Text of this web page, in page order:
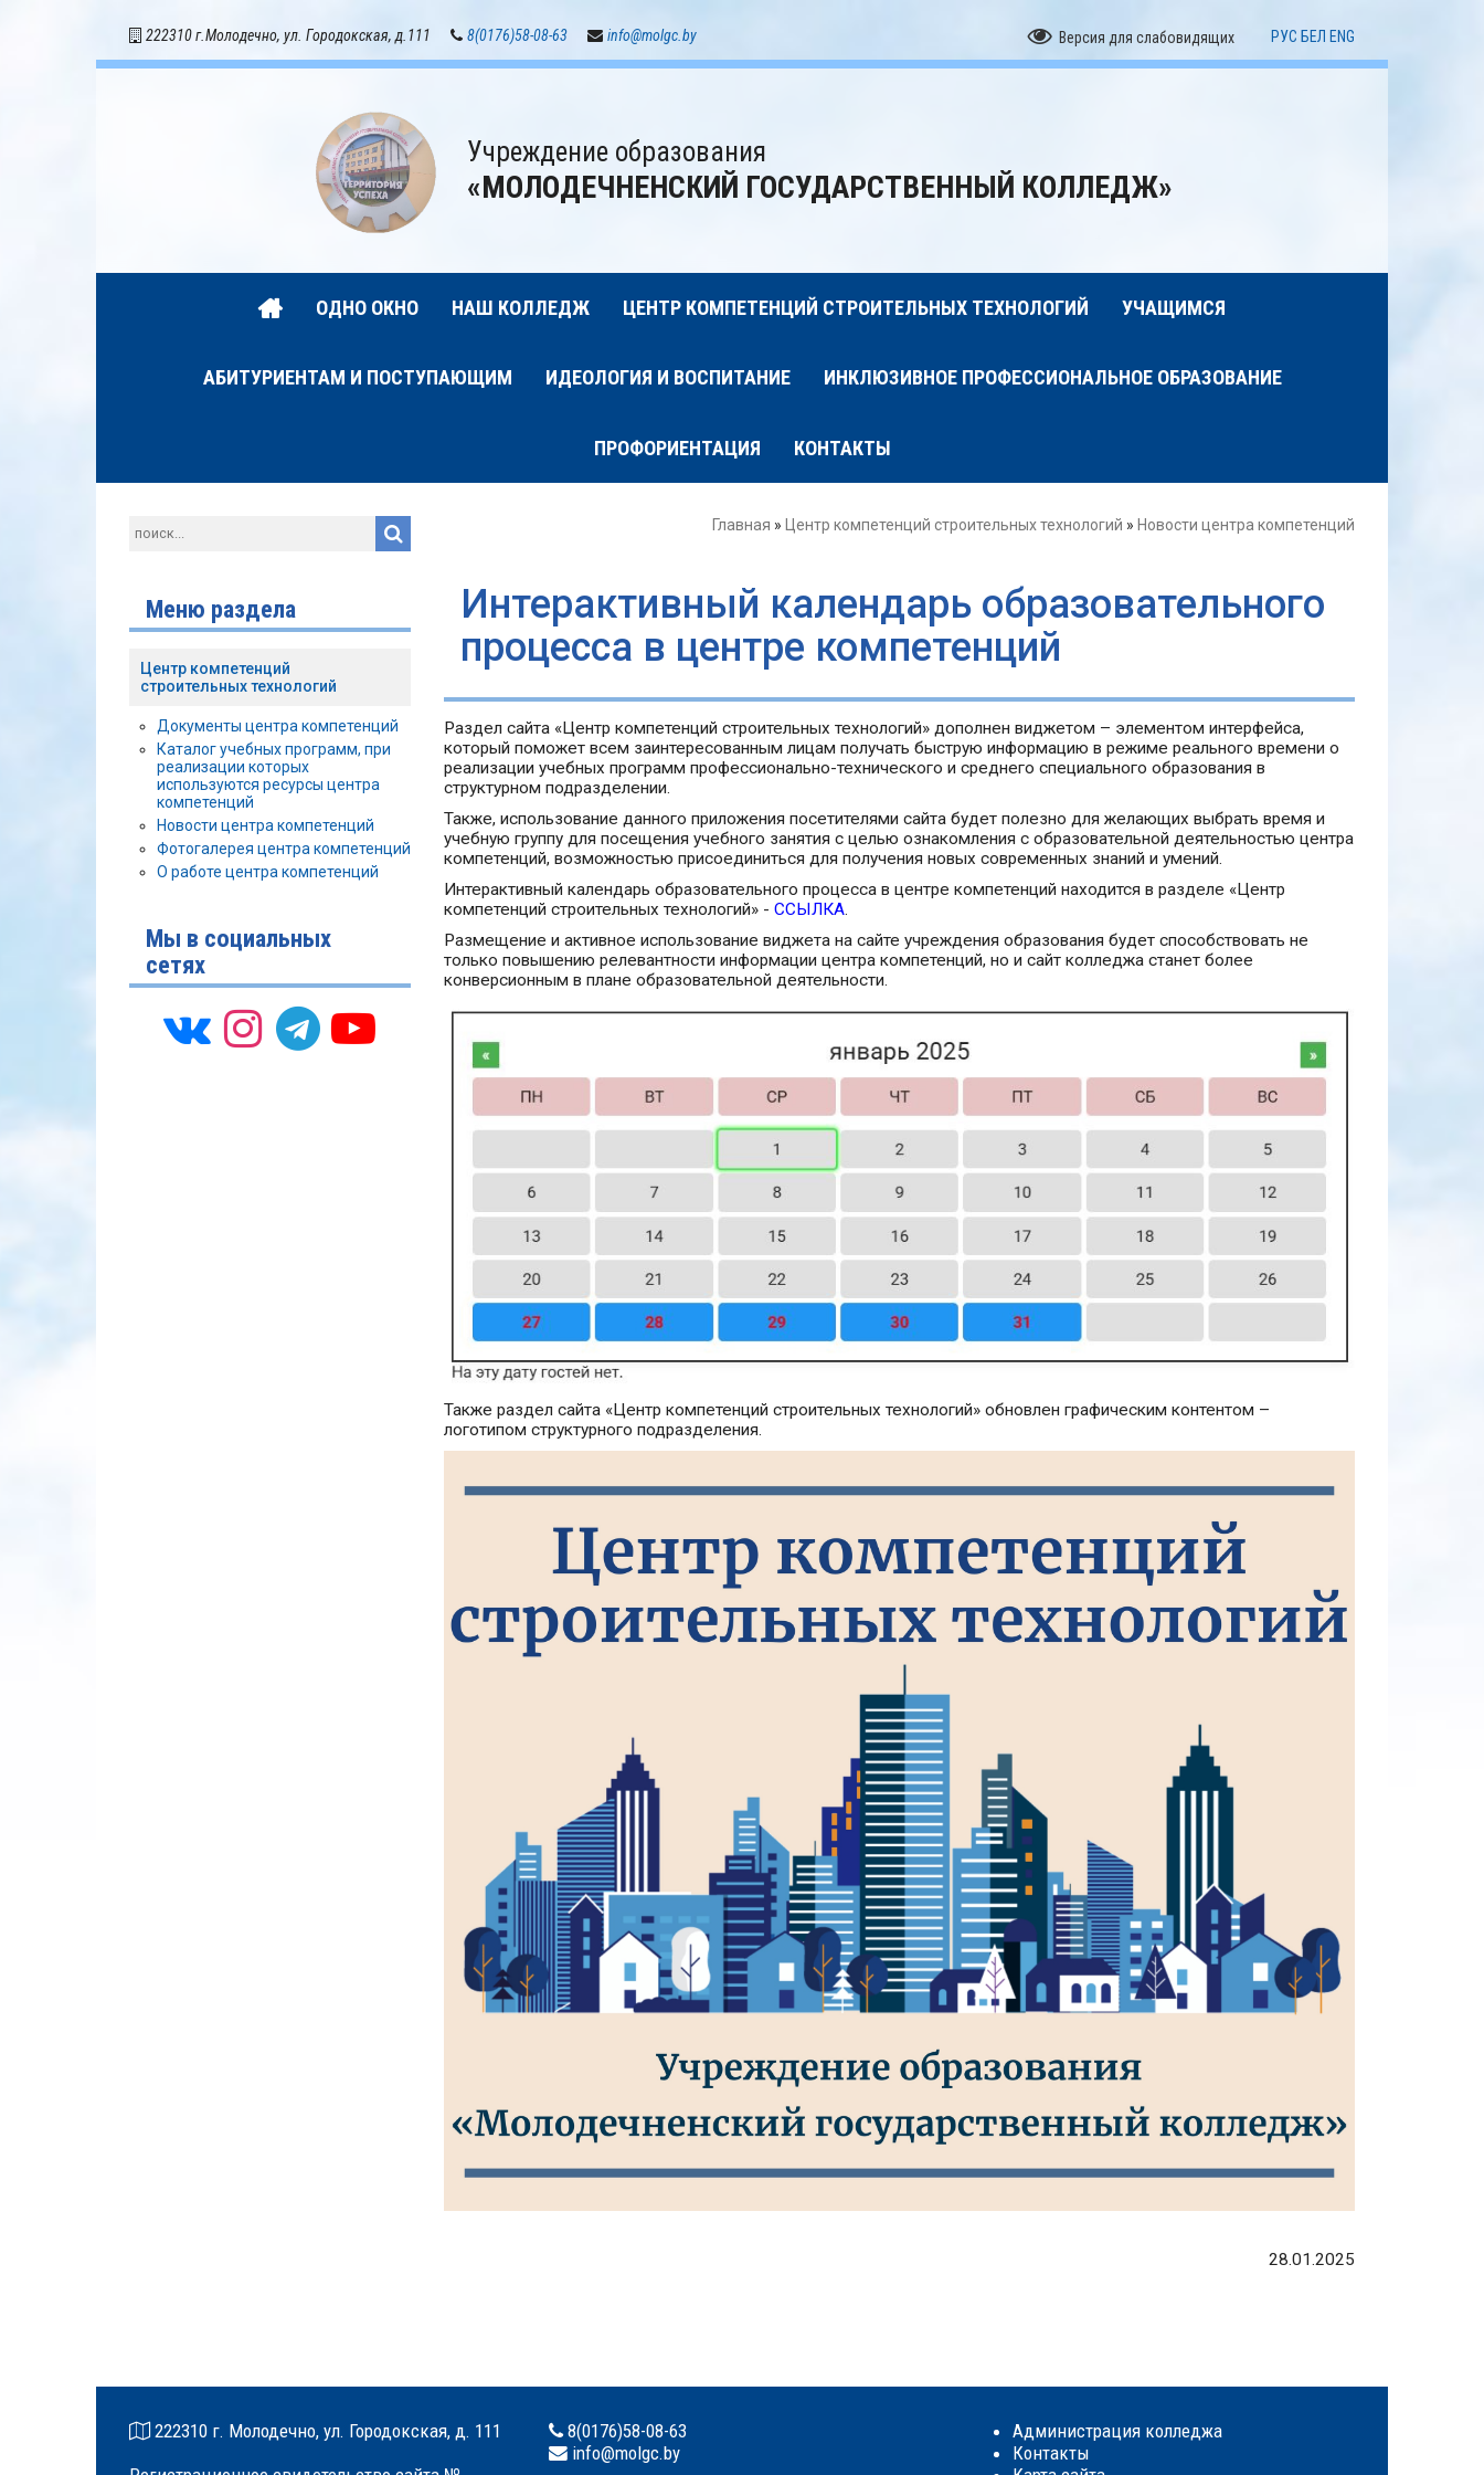
222310 г.Молодечно, ул. Городокская, д.111 8(0176)58-08-63 info@molgc.by Версия для слабовидящих РУС БЕЛ ENG
Учреждение образования
«МОЛОДЕЧНЕНСКИЙ ГОСУДАРСТВЕННЫЙ КОЛЛЕДЖ»
ОДНО ОКНО НАШ КОЛЛЕДЖ ЦЕНТР КОМПЕТЕНЦИЙ СТРОИТЕЛЬНЫХ ТЕХНОЛОГИЙ УЧАЩИМСЯ
АБИТУРИЕНТАМ И ПОСТУПАЮЩИМ ИДЕОЛОГИЯ И ВОСПИТАНИЕ ИНКЛЮЗИВНОЕ ПРОФЕССИОНАЛЬНОЕ ОБРАЗОВАНИЕ
ПРОФОРИЕНТАЦИЯ КОНТАКТЫ
Главная » Центр компетенций строительных технологий » Новости центра компетенций
Интерактивный календарь образовательного
процесса в центре компетенций
Раздел сайта «Центр компетенций строительных технологий» дополнен виджетом – элементом интерфейса,
который поможет всем заинтересованным лицам получать быструю информацию в режиме реального времени о
реализации учебных программ профессионально-технического и среднего специального образования в
структурном подразделении.
Также, использование данного приложения посетителями сайта будет полезно для желающих выбрать время и
учебную группу для посещения учебного занятия с целью ознакомления с образовательной деятельностью центра
компетенций, возможностью присоединиться для получения новых современных знаний и умений.
Интерактивный календарь образовательного процесса в центре компетенций находится в разделе «Центр
компетенций строительных технологий» - ССЫЛКА
Размещение и активное использование виджета на сайте учреждения образования будет способствовать не
только повышению релевантности информации центра компетенций, но и сайт колледжа станет более
конверсионным в плане образовательной деятельности.
Также раздел сайта «Центр компетенций строительных технологий» обновлен графическим контентом –
логотипом структурного подразделения.
28.01.2025
Меню раздела
Центр компетенций
строительных технологий
Документы центра компетенций
Каталог учебных программ, при
реализации которых
используются ресурсы центра
компетенций
Новости центра компетенций
Фотогалерея центра компетенций
О работе центра компетенций
Мы в социальных
сетях
222310 г. Молодечно, ул. Городокская, д. 111
8(0176)58-08-63
info@molgc.by
Администрация колледжа
Контакты